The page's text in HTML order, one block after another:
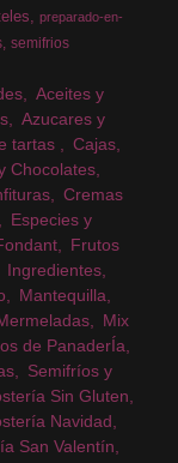
preparado-en-
semifrios
Aceites y
Azucares y
tartas
Cajas
Chocolates
Cremas
Especies y
Frutos
Ingredientes
Mantequilla
Mix
de PanaderÍa
Semifríos y
Sin Gluten
Navidad
San Valentín